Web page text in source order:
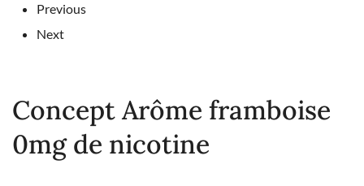
Previous
Next
Concept Arôme framboise
0mg de nicotine